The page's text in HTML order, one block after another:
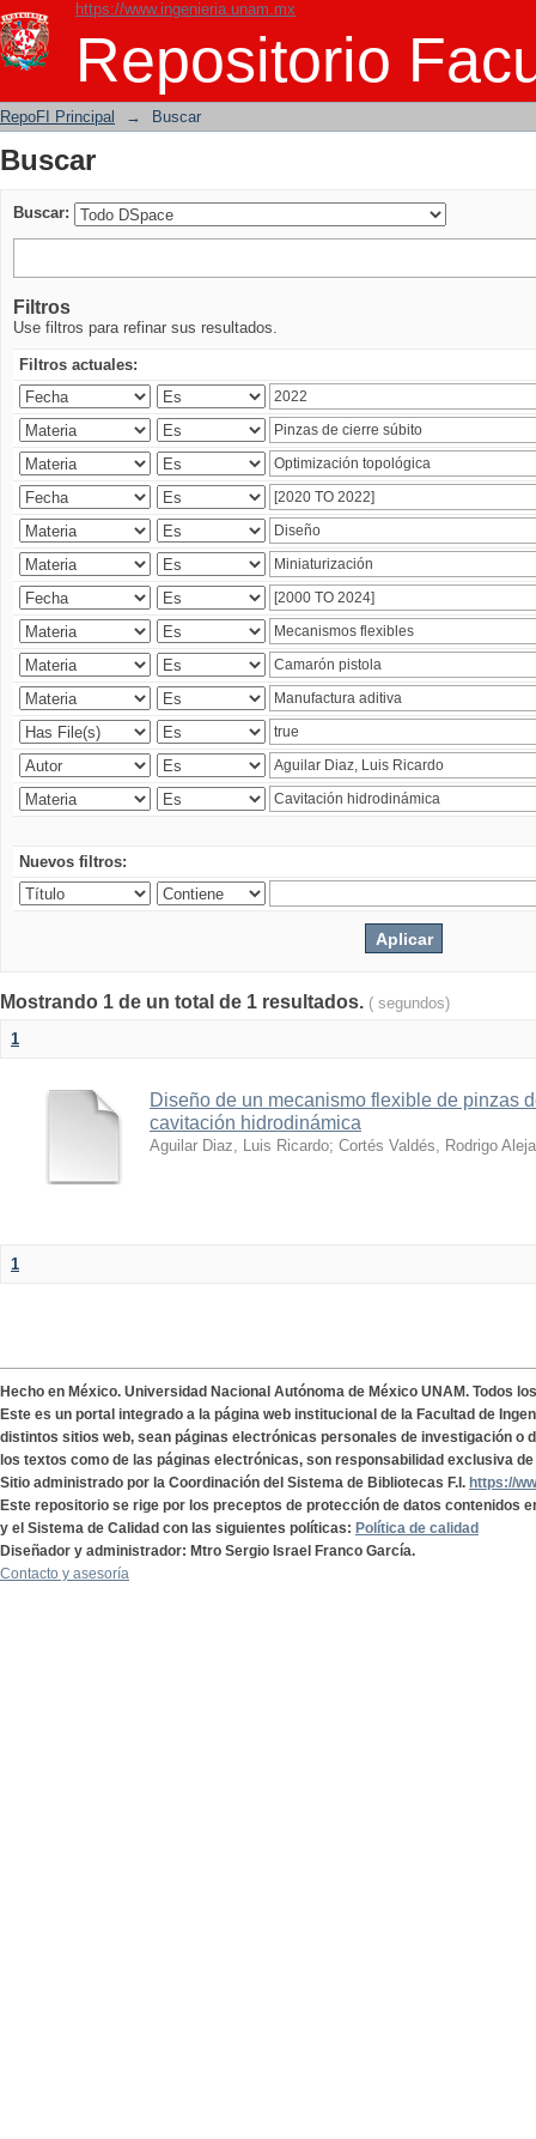
https://www.ingenieria.unam.mx
Repositorio
Buscar
RepoFI Principal → Buscar
Buscar
Buscar:
Filtros
Use filtros para refinar sus resultados.
Filtros actuales:
Nuevos filtros:
Mostrando 1 de un total de 1 resultados. ( segundos)
1
Diseño de un mecanismo flexible de pinzas
cavitación hidrodinámica
Aguilar Diaz, Luis Ricardo; Cortés Valdés, Rodrigo
1
Hecho en México. Universidad Nacional Autónoma de México UNAM. Todos
Este es un portal integrado a la página web institucional de la Facultad de
distintos sitios web, sean páginas electrónicas personales de investigación o
los textos como de las páginas electrónicas, son responsabilidad exclusiva
Sitio administrado por la Coordinación del Sistema de Bibliotecas F.I. https://
Este repositorio se rige por los preceptos de protección de datos contenidos
y el Sistema de Calidad con las siguientes políticas: Política de calidad
Diseñador y administrador: Mtro Sergio Israel Franco García.
Contacto y asesoría